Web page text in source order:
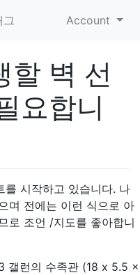
그 Account
할 벽 선
요합니
를 시작하고 있습니다. 나
며 전에는 이런 식으로 아
로 조언 /지도를 좋아합니
갤런의 수족관 (18 x 5.5 x